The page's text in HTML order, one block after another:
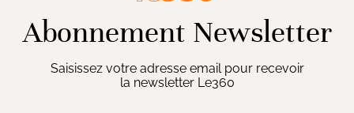
Abonnement Newsletter
Saisissez votre adresse email pour recevoir
la newsletter Le360